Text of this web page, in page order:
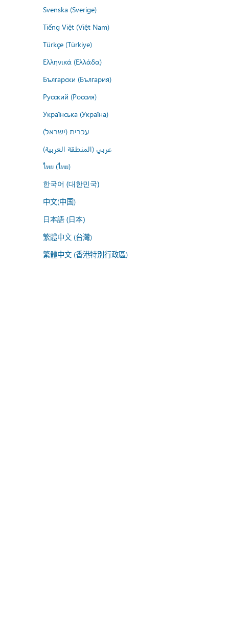
Svenska (Sverige)
Tiếng Việt (Việt Nam)
Türkçe (Türkiye)
Ελληνικά (Ελλάδα)
Български (България)
Русский (Россия)
Українська (Україна)
עברית (ישראל)
عربي (المنطقة العربية)
ไทย (ไทย)
한국어 (대한민국)
中文(中国)
日本語 (日本)
繁體中文 (台灣)
繁體中文 (香港特別行政區)